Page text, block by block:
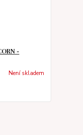
-
Není skladem